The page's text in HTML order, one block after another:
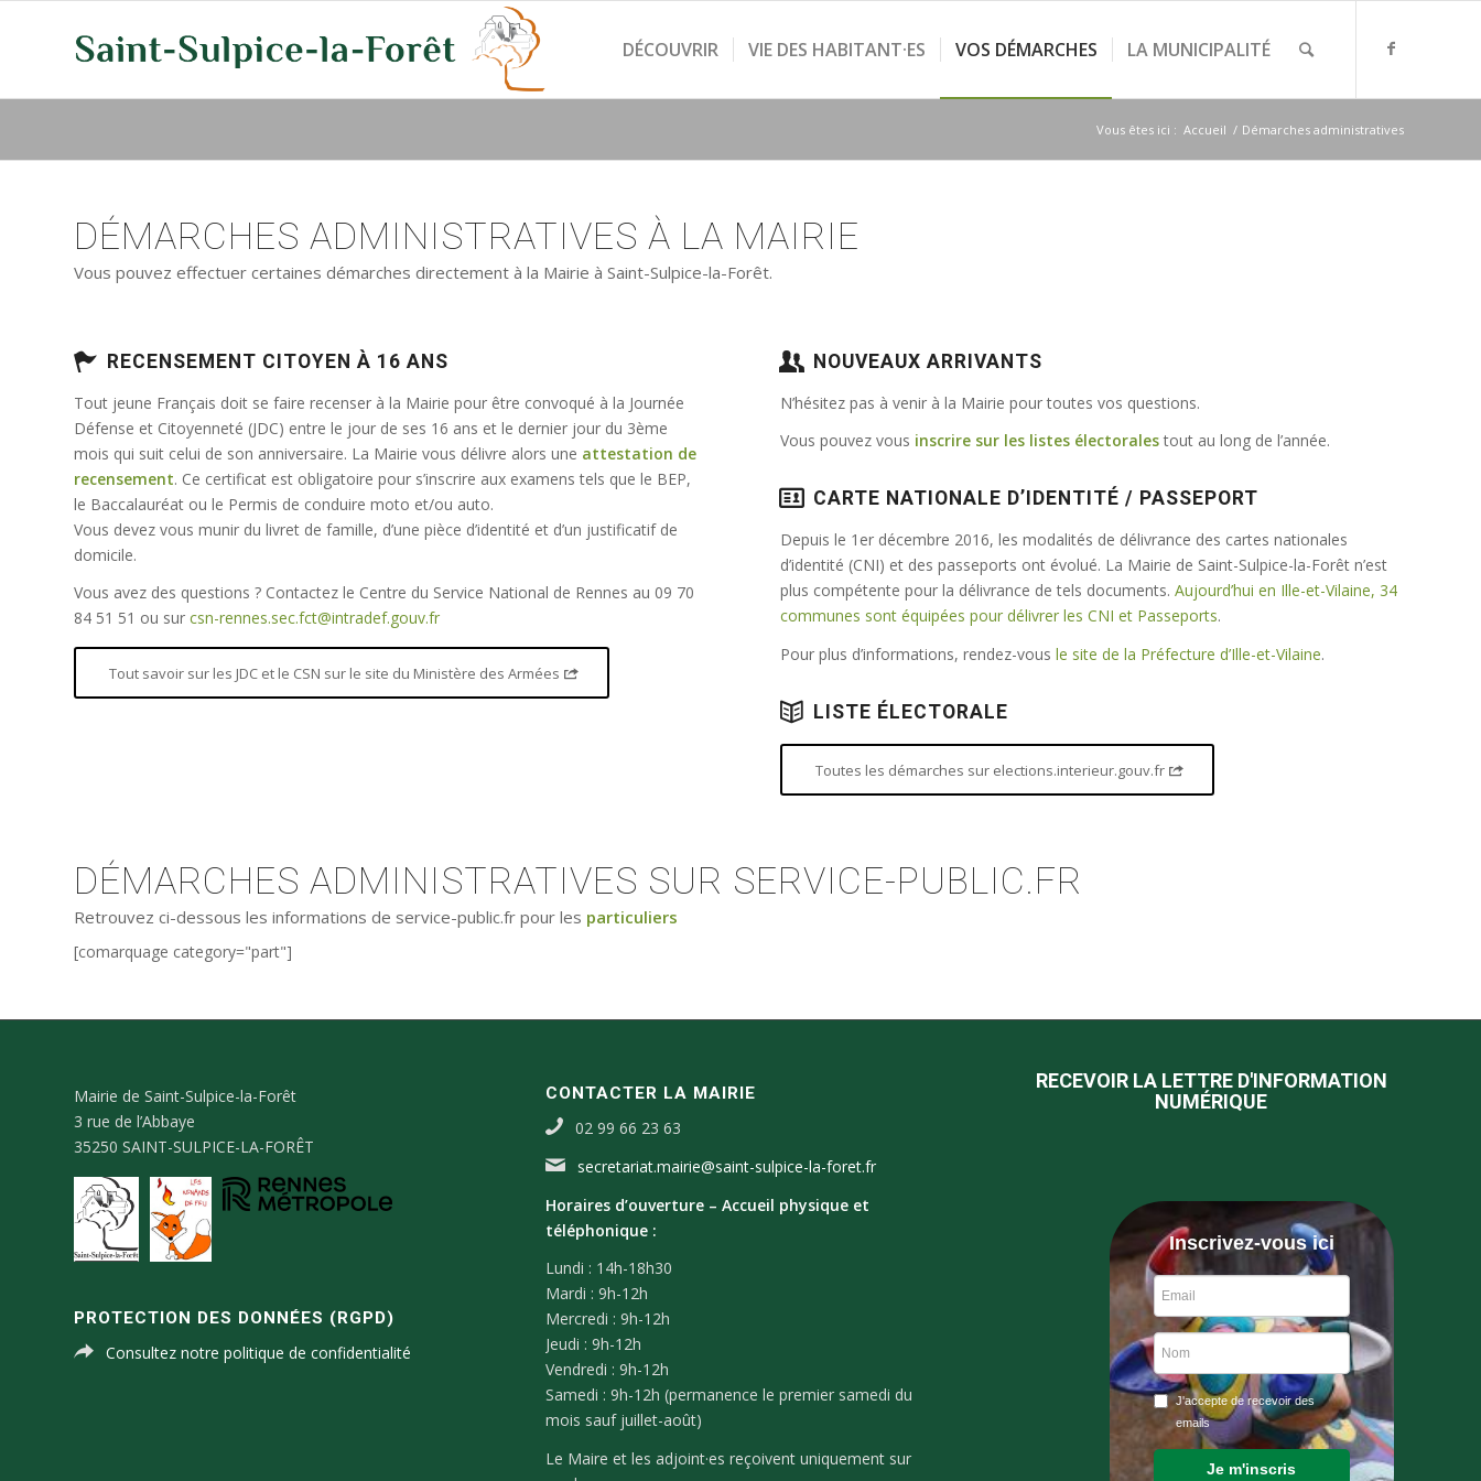
DÉCOUVRIR VIE DES HABITANT·ES VOS DÉMARCHES LA MUNICIPALITÉ
Vous êtes ici : Accueil / Démarches administratives
DÉMARCHES ADMINISTRATIVES À LA MAIRIE
Vous pouvez effectuer certaines démarches directement à la Mairie à Saint-Sulpice-la-Forêt.
RECENSEMENT CITOYEN À 16 ANS
Tout jeune Français doit se faire recenser à la Mairie pour être convoqué à la Journée
Défense et Citoyenneté (JDC) entre le jour de ses 16 ans et le dernier jour du 3ème
mois qui suit celui de son anniversaire. La Mairie vous délivre alors une attestation de
recensement. Ce certificat est obligatoire pour s’inscrire aux examens tels que le BEP,
le Baccalauréat ou le Permis de conduire moto et/ou auto.
Vous devez vous munir du livret de famille, d’une pièce d’identité et d’un justificatif de
domicile.
Vous avez des questions ? Contactez le Centre du Service National de Rennes au 09 70
84 51 51 ou sur csn-rennes.sec.fct@intradef.gouv.fr
Tout savoir sur les JDC et le CSN sur le site du Ministère des Armées
NOUVEAUX ARRIVANTS
N’hésitez pas à venir à la Mairie pour toutes vos questions.
Vous pouvez vous inscrire sur les listes électoralestout au long de l’année.
CARTE NATIONALE D’IDENTITÉ / PASSEPORT
Depuis le 1er décembre 2016, les modalités de délivrance des cartes nationales
d’identité (CNI) et des passeports ont évolué. La Mairie de Saint-Sulpice-la-Forêt n’est
plus compétente pour la délivrance de tels documents.Aujourd’hui en Ille-et-Vilaine, 34
communes sont équipées pour délivrer les CNI et Passeports.
Pour plus d’informations, rendez-vousle site de la Préfecture d’Ille-et-Vilaine.
LISTE ÉLECTORALE
Toutes les démarches sur elections.interieur.gouv.fr
DÉMARCHES ADMINISTRATIVES SUR SERVICE-PUBLIC.FR
Retrouvez ci-dessous les informations de service-public.fr pour les particuliers
[comarquage category="part"]
Mairie de Saint-Sulpice-la-Forêt
3 rue de l’Abbaye
35250 SAINT-SULPICE-LA-FORÊT
PROTECTION DES DONNÉES (RGPD)
Consultez notre politique de confidentialité
CONTACTER LA MAIRIE
02 99 66 23 63
secretariat.mairie@saint-sulpice-la-foret.fr
Horaires d’ouverture – Accueil physique et
téléphonique :
Lundi : 14h-18h30
Mardi : 9h-12h
Mercredi : 9h-12h
Jeudi : 9h-12h
Vendredi : 9h-12h
Samedi : 9h-12h (permanence le premier samedi du
mois sauf juillet-août)
Le Maire et les adjoint·es reçoivent uniquement sur
RECEVOIR LA LETTRE D'INFORMATION
NUMÉRIQUE
Inscrivez-vous ici
J'accepte de recevoir des
emails
Je m'inscris